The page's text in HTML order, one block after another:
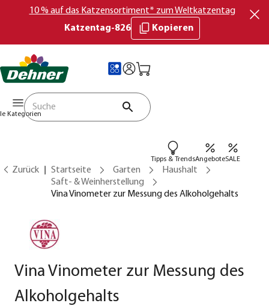
10 % auf das Katzensortiment* zum Weltkatzentag
Katzentag-826
Kopieren
Kategorien
Tipps & TrendsAngeboteSALE
Zurück Startseite Garten
Haushalt
Saft- & Weinherstellung
Vina Vinometer zur Messung des Alkoholgehalts
Vina Vinometer zur Messung des
Alkoholgehalts